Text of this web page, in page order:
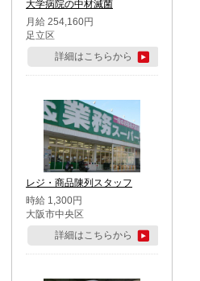
大学病院の中材滅菌
月給 254,160円
足立区
詳細はこちらから
レジ・商品陳列スタッフ
時給 1,300円
大阪市中央区
詳細はこちらから